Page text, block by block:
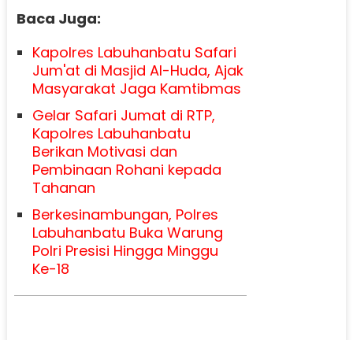
Baca Juga:
Kapolres Labuhanbatu Safari
Jum'at di Masjid Al-Huda, Ajak
Masyarakat Jaga Kamtibmas
Gelar Safari Jumat di RTP,
Kapolres Labuhanbatu
Berikan Motivasi dan
Pembinaan Rohani kepada
Tahanan
Berkesinambungan, Polres
Labuhanbatu Buka Warung
Polri Presisi Hingga Minggu
Ke-18